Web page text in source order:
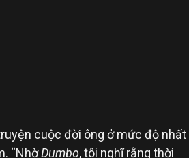
cuộc đời ông ở mức độ nhất
“NhờDumbo, tôi nghĩ rằng thời